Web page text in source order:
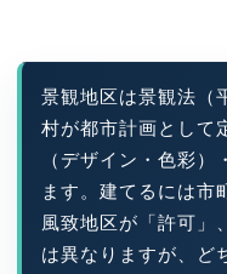
景観地区は景観法（
村が都市計画として
（デザイン・色彩
ます。建てるには市
風致地区が「許可」
は異なりますが、ど